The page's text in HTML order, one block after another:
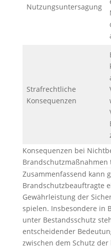
Nutzungsuntersagung
Strafrechtliche
Konsequenzen
Konsequenzen bei
Brandschutzmaßnahmen
Zusammenfassend kann
Brandschutzbeauftragte
Gewährleistung der
spielen. Insbesondere in
unter Bestandsschutz
entscheidender
zwischen dem Schutz